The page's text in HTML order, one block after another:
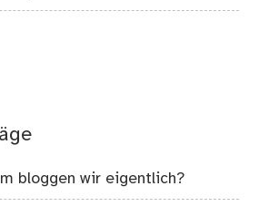
bloggen wir eigentlich?